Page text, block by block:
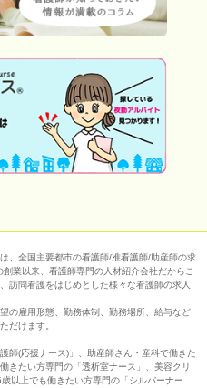
、全国主要都市の看護師/准看護師/助産師の求
業以来、看護師専門の人材紹介会社だからこ
訪問看護をはじめとした様々な看護師の求人
の雇用形態、勤務体制、勤務場所、給与など
だけます。
師(応援ナース)」、助産師さん・産科で働きた
きたい方専門の「透析室ナース」、美容クリ
以上でも働きたい方専門の「シルバーナー